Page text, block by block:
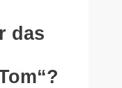
das